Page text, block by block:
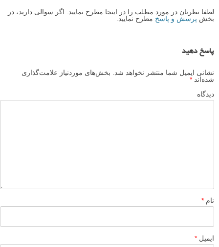
بهبود عکاسی از محصولات با افزودن عمق و جلوه ویژه
دیدگاه